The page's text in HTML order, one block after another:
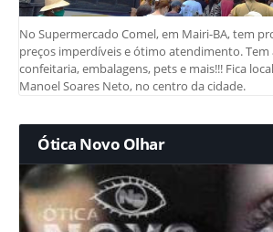
No Supermercado Comel, em Mairi-BA, tem
preços imperdíveis e ótimo atendimento.
confeitaria, embalagens, pets e mais!!! Fica
Manoel Soares Neto, no centro da cidade.
Ótica Novo Olhar